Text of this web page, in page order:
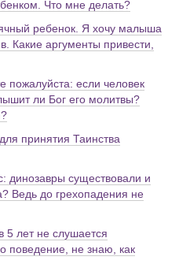
Что мне делать?
ребенок. Я хочу малыша
Какие аргументы привести,
пожалуйста: если человек
ли Бог его молитвы?
принятия Таинства
динозавры существовали и
Ведь до грехопадения не
5 лет не слушается
поведение, не знаю, как